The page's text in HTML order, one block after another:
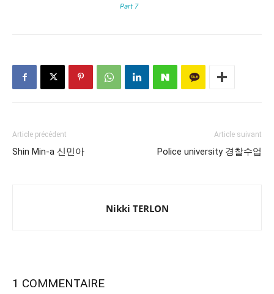
Part 7
Article précédent
Shin Min-a 신민아
Article suivant
Police university 경찰수업
Nikki TERLON
1 COMMENTAIRE